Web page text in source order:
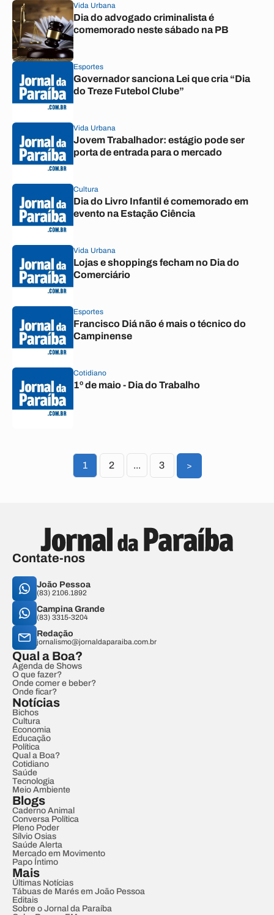
Vida Urbana
Dia do advogado criminalista é
comemorado neste sábado na PB
Esportes
Governador sanciona Lei que cria “Dia
do Treze Futebol Clube”
Vida Urbana
Jovem Trabalhador: estágio pode ser
porta de entrada para o mercado
Cultura
Dia do Livro Infantil é comemorado em
evento na Estação Ciência
Vida Urbana
Lojas e shoppings fecham no Dia do
Comerciário
Esportes
Francisco Diá não é mais o técnico do
Campinense
Cotidiano
1º de maio - Dia do Trabalho
1 2 ... 3 >
Contate-nos
João Pessoa
(83) 2106.1892
Campina Grande
(83) 3315-3204
Redação
jornalismo@jornaldaparaiba.com.br
Qual a Boa?
Agenda de Shows
O que fazer?
Onde comer e beber?
Onde ficar?
Notícias
Bichos
Cultura
Economia
Educação
Política
Qual a Boa?
Cotidiano
Saúde
Tecnologia
Meio Ambiente
Blogs
Caderno Animal
Conversa Política
Pleno Poder
Sílvio Osias
Saúde Alerta
Mercado em Movimento
Papo Íntimo
Mais
Últimas Notícias
Tábuas de Marés em João Pessoa
Editais
Sobre o Jornal da Paraíba